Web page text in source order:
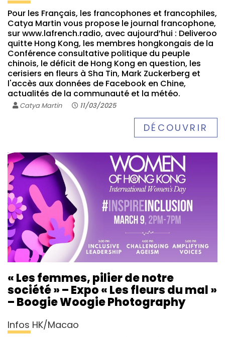
Pour les Français, les francophones et francophiles,
Catya Martin vous propose le journal francophone,
sur www.lafrench.radio, avec aujourd’hui : Deliveroo
quitte Hong Kong, les membres hongkongais de la
Conférence consultative politique du peuple
chinois, le déficit de Hong Kong en question, les
cerisiers en fleurs à Sha Tin, Mark Zuckerberg et
l'accès aux données de Facebook en Chine,
actualités de la communauté et la météo.
Catya Martin 11/03/2025
DÉCOUVRIR
« Les femmes, pilier de notre
société » – Expo « Les fleurs du mal »
– Boogie Woogie Photography
Infos HK/Macao